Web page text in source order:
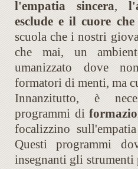
l'empatia sincera,
esclude e il cuore che
scuola che i nostri
che mai, un
umanizzato dove
formatori di menti, ma
Innanzitutto, è
programmi di
focalizzino
Questi programmi
insegnanti gli strumenti